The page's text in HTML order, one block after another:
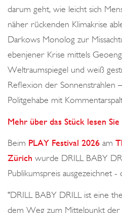
darum geht, wie leicht sich
näher rückenden Klimakrise
Darkows Monolog zur
ebenjener Krise mittels
Weltraumspiegel und weiß
Reflexion der Sonnenstrahlen
Politgehabe mit
Mehr über das Stück lesen
Beim PLAY Festival 2026 am
Zürich wurde DRILL BABY
Publikumspreis ausgezeichnet -
"DRILL BABY DRILL ist eine
dem Weg zum Mittelpunkt der